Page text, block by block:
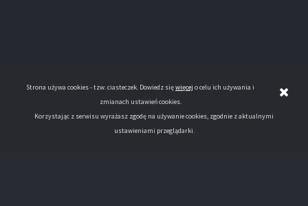
Strona używa cookies - tzw. ciasteczek. Dowiedz sięwięcej o celu ich używania i
zmianach ustawień cookies.
Korzystając z serwisu wyrażasz zgodę na używanie cookies, zgodnie z aktualnymi
ustawieniami przeglądarki.